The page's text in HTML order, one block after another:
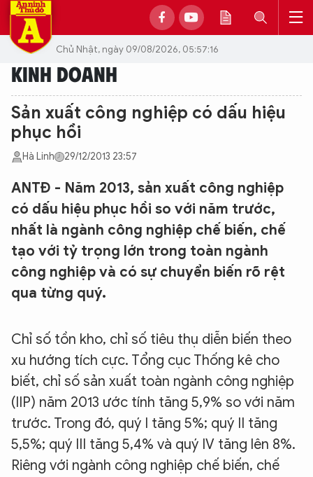
Chủ Nhật, ngày 09/08/2026, 05:57:16
KINH DOANH
Sản xuất công nghiệp có dấu hiệu
phục hồi
Hà Linh 29/12/2013 23:57
ANTĐ - Năm 2013, sản xuất công nghiệp
có dấu hiệu phục hồi so với năm trước,
nhất là ngành công nghiệp chế biến, chế
tạo với tỷ trọng lớn trong toàn ngành
công nghiệp và có sự chuyển biến rõ rệt
qua từng quý.
Chỉ số tồn kho, chỉ số tiêu thụ diễn biến theo
xu hướng tích cực. Tổng cục Thống kê cho
biết, chỉ số sản xuất toàn ngành công nghiệp
(IIP) năm 2013 ước tính tăng 5,9% so với năm
trước. Trong đó, quý I tăng 5%; quý II tăng
5,5%; quý III tăng 5,4% và quý IV tăng lên 8%.
Riêng với ngành công nghiệp chế biến, chế